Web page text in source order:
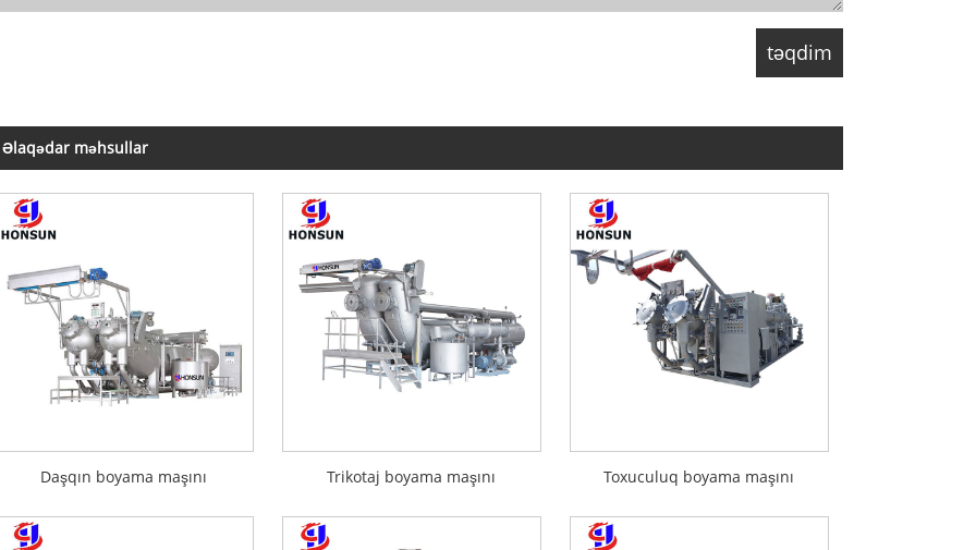
Əlaqədar məhsullar
Daşqın boyama maşını Trikotaj boyama maşını Toxuculuq boyama maşını